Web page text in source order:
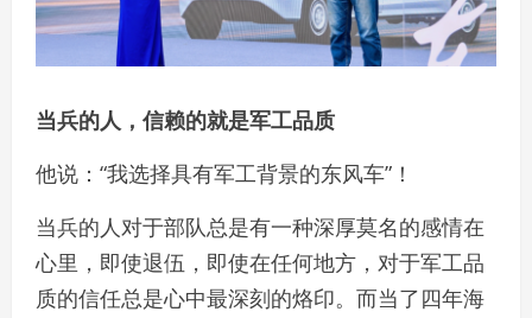
当兵的人，信赖的就是军工品质
他说：“我选择具有军工背景的东风车”！
当兵的人对于部队总是有一种深厚莫名的感情在
心里，即使退伍，即使在任何地方，对于军工品
质的信任总是心中最深刻的烙印。而当了四年海